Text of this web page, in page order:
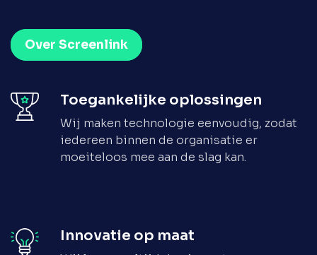
Over Screenlink
Toegankelijke oplossingen
Wij maken technologie eenvoudig, zodat
iedereen binnen de organisatie er
moeiteloos mee aan de slag kan.
Innovatie op maat